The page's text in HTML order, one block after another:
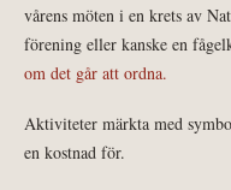
vårens möten i en krets av
förening eller kanske en
om det går att ordna.
Aktiviteter märkta med
en kostnad för.